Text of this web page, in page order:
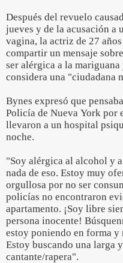
Después del revuelo
jueves y de la acusación a
vagina, la actriz de 27
compartir un mensaje
ser alérgica a la
considera una "ciudadana
Bynes expresó que
Policía de Nueva York por
llevaron a un hospital
noche.
"Soy alérgica al alcohol y
nada de eso. Estoy muy
orgullosa por no ser
policías no encontraron
apartamento. ¡Soy libre
persona inocente!
estoy poniendo en forma y
Estoy buscando una larga
cantante/rapera".